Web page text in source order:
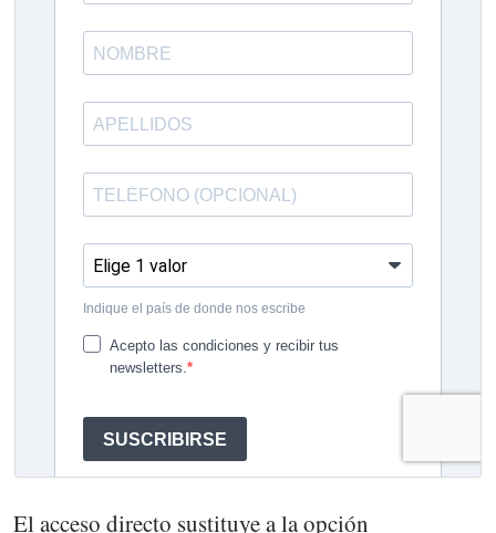
El acceso directo sustituye a la opción